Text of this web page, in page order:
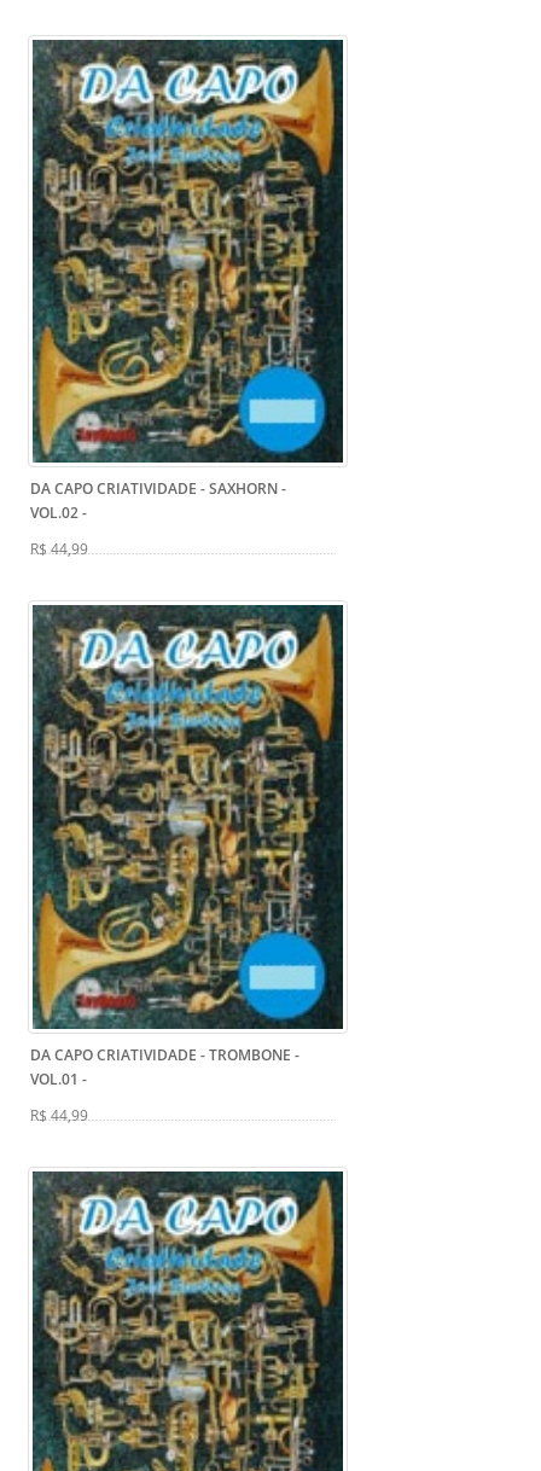
DA CAPO CRIATIVIDADE - SAXHORN -
VOL.02-
R$ 44,99
DA CAPO CRIATIVIDADE - TROMBONE -
VOL.01 -
R$ 44,99